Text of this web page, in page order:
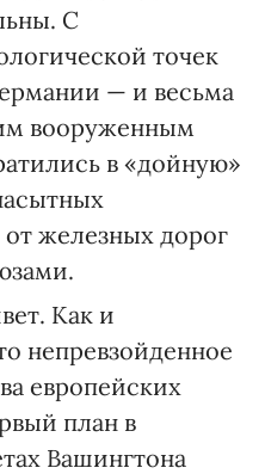
С
точек
— и весьма
вооруженным
в «дойную»
железных дорог
Как и
непревзойденное
европейских
план в
Вашингтона